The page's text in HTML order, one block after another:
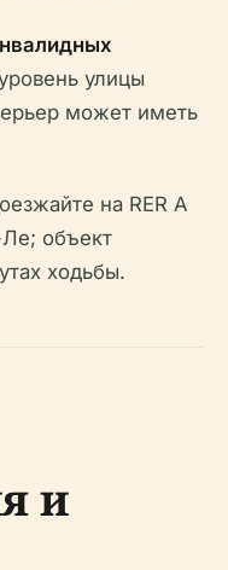
улицы
может иметь
на RER A
объект
ходьбы.
и